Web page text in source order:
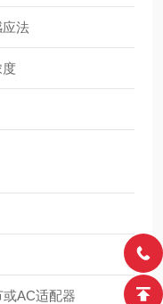
法
度
AC适配器